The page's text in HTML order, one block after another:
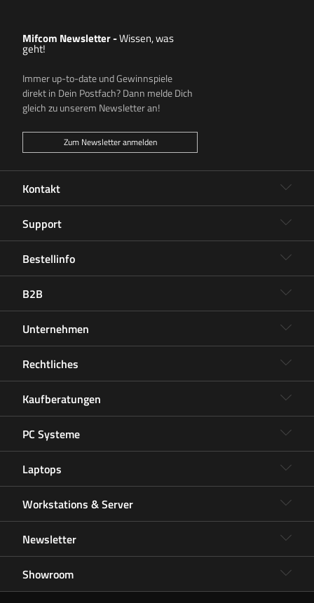
Kontakt
Support
Bestellinfo
B2B
Unternehmen
Rechtliches
Kaufberatungen
PC Systeme
Laptops
Workstations & Server
Newsletter
Showroom
Mifcom Newsletter-Wissen, was
geht!
Immer up-to-date und Gewinnspiele
direkt in Dein Postfach? Dann melde Dich
gleich zu unserem Newsletter an!
Zum Newsletter anmelden